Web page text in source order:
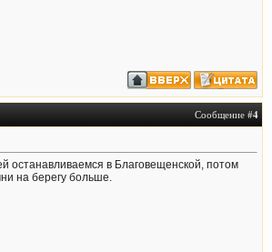
Сообщение #4
останавливаемся в Благовещенской, потом
на берегу больше.